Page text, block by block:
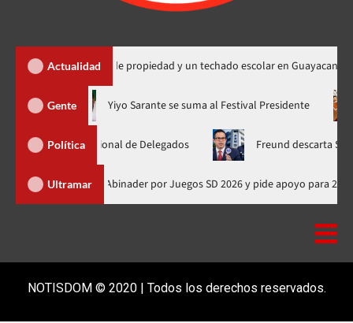
Actualidad
títulos de propiedad y un techado escolar en Guayacanal
Gente
en nuevo horario Yiyo Sarante se suma al Festival
Política
Nacional de Delegados Freund descarta Secretaría de
Ultramar
Presidente de Honduras felicita a Abinader por Juegos SD 2026 y pide
NOTISDOM © 2020 | Todos los derechos reservados.